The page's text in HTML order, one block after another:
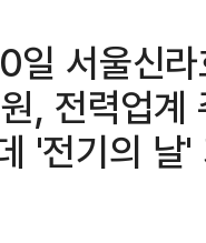
일 서울신
, 전력업
'전기의 날